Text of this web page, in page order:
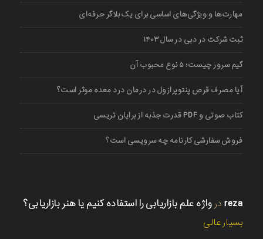
مهارت‌ها و ویژگی‌های اساسی برای یک بلاگر حرفه‌ای
ثبت شرکت در دبی در سال ۱۴۰۳
گیم سرور چیست؛ ۵ نوع محبوب آن
آیا مصرف قرص پنتوپرازول در درمان درد معده موثر است؟
کتاب صوتی و PDF قدرت جذبه از برایان تریسی
فروش سفارشی کارنامه چه سرویسی است؟
reza در واژه علم بازاریابی را استفاده کنیم یا هنر بازاریابی؟
بسیار عالی